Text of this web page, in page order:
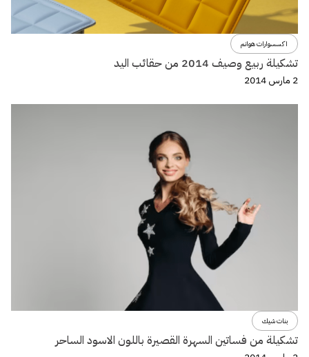
اكسسوارات هوانم
تشكيلة ربيع وصيف 2014 من حقائب اليد
2 مارس 2014
بنات شيك
تشكيلة من فساتين السهرة القصيرة باللون الاسود الساحر